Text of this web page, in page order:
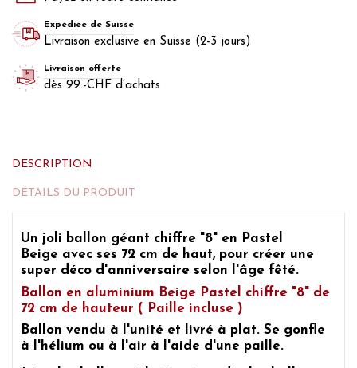
Expédiée de Suisse
Livraison exclusive en Suisse (2-3 jours)
Livraison offerte
dès 99.-CHF d’achats
DESCRIPTION
DÉTAILS DU PRODUIT
Un joli ballon géant chiffre "8" en Pastel
Beige avec ses 72 cm de haut, pour créer une
super déco d'anniversaire selon l'âge fêté.
Ballon en aluminium Beige Pastel chiffre "8" de
72 cm de hauteur ( Paille incluse )
Ballon vendu à l'unité et livré à plat. Se gonfle
à l'hélium ou à l'air à l'aide d'une paille.